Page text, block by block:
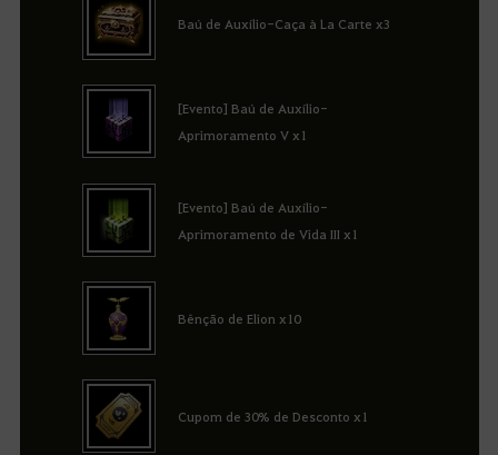
Baú de Auxílio-Caça à La Carte x3
[Evento] Baú de Auxílio-
Aprimoramento V x1
[Evento] Baú de Auxílio-
Aprimoramento de Vida III x1
Bênção de Elion x10
Cupom de 30% de Desconto x1